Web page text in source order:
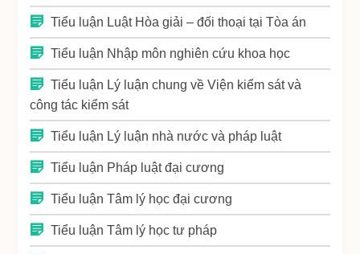
Tiểu luận Luật Hòa giải – đối thoại tại Tòa án
Tiểu luận Nhập môn nghiên cứu khoa học
Tiểu luận Lý luận chung về Viện kiểm sát và
công tác kiểm sát
Tiểu luận Lý luận nhà nước và pháp luật
Tiểu luận Pháp luật đại cương
Tiểu luận Tâm lý học đại cương
Tiểu luận Tâm lý học tư pháp